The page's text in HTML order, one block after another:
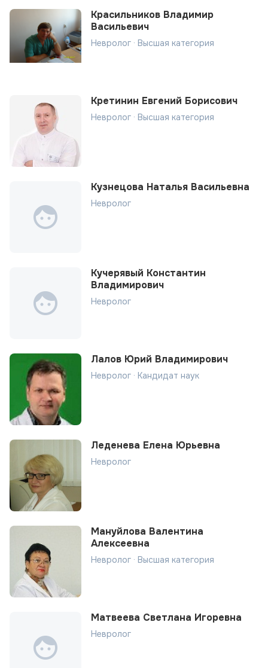
Красильников Владимир
Васильевич
Невролог · Высшая категория
Кретинин Евгений Борисович
Невролог · Высшая категория
Кузнецова Наталья Васильевна
Невролог
Кучерявый Константин
Владимирович
Невролог
Лалов Юрий Владимирович
Невролог · Кандидат наук
Леденева Елена Юрьевна
Невролог
Мануйлова Валентина
Алексеевна
Невролог · Высшая категория
Матвеева Светлана Игоревна
Невролог